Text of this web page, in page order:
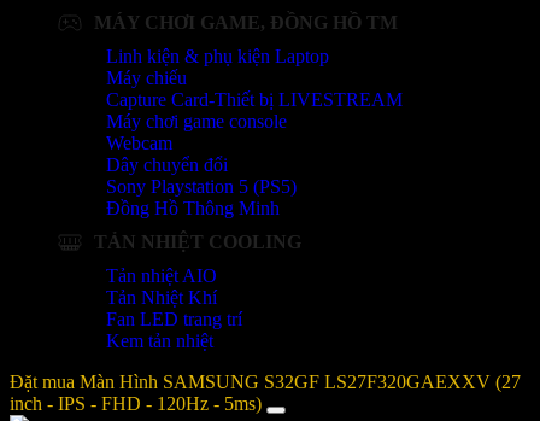
MÁY CHƠI GAME, ĐỒNG HỒ TM
Linh kiện & phụ kiện Laptop
Máy chiếu
Capture Card-Thiết bị LIVESTREAM
Máy chơi game console
Webcam
Dây chuyển đổi
Sony Playstation 5 (PS5)
Đồng Hồ Thông Minh
TẢN NHIỆT COOLING
Tản nhiệt AIO
Tản Nhiệt Khí
Fan LED trang trí
Kem tản nhiệt
Đặt mua Màn Hình SAMSUNG S32GF LS27F320GAEXXV (27
inch - IPS - FHD - 120Hz - 5ms)